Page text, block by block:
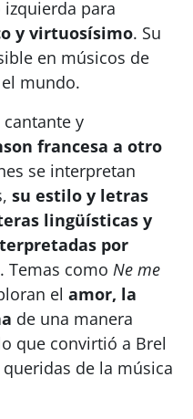
para
y virtuosísimo. Su
en músicos de
mundo.
cantante y
francesa a otro
se interpretan
su estilo y letras
lingüísticas y
por
. Temas como Ne me
el amor, la
de una manera
que convirtió a Brel
de la música